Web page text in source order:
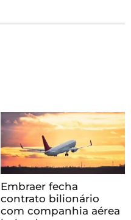
Embraer fecha
contrato bilionário
com companhia aérea